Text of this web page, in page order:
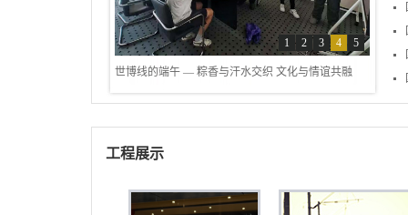
世博线的端午 — 粽香与汗水交织 文化与情谊共融
1 2 3 4 5
工程展示